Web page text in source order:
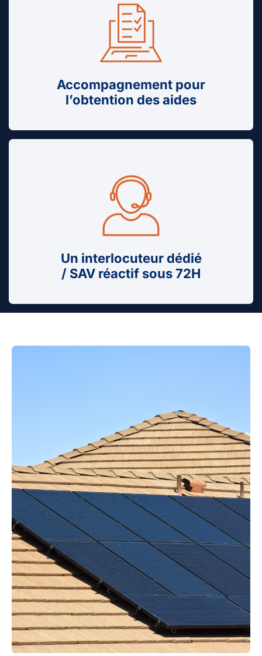
Accompagnement pour
l’obtention des aides
Un interlocuteur dédié
/ SAV réactif sous 72H